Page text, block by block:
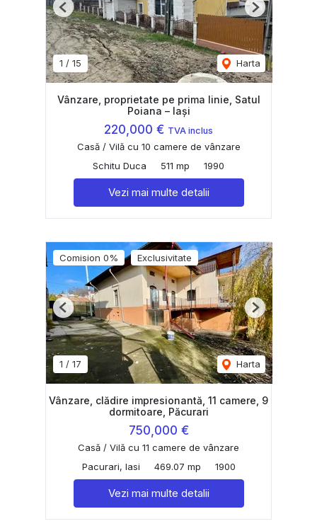
1 / 15 Harta
Previous Next
Vânzare, proprietate pe prima linie, Satul
Poiana – Iași
220,000 € TVA inclus
Casă / Vilă cu 10 camere de vânzare
Schitu Duca
511 mp 1990
Vezi mai multe detalii
Comision 0% Exclusivitate
1 / 17 Harta
Previous Next
Vânzare, clădire impresionantă, 11 camere, 9
dormitoare, Păcurari
750,000 €
Casă / Vilă cu 11 camere de vânzare
Pacurari, Iasi
469.07 mp 1900
Vezi mai multe detalii